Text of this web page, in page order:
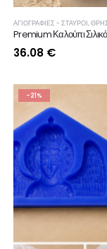
ΑΓΙΟΓΡΑΦΙΕΣ - ΣΤΑΥΡΟΙ,
36.08 €
-21%